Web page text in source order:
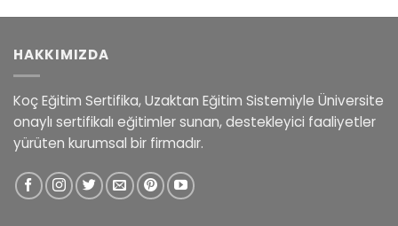
HAKKIMIZDA
Koç Eğitim Sertifika, Uzaktan Eğitim Sistemiyle Üniversite
onaylı sertifikalı eğitimler sunan, destekleyici faaliyetler
yürüten kurumsal bir firmadır.